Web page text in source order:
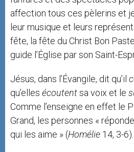
affection tous ces pèlerins et
leur musique et leurs
fête, la fête du Christ Bon
guide l’Église par son Saint-
Jésus, dans l’Évangile, dit qu’il
qu’elles écoutentsa voix et le
Comme l’enseigne en effet le
Grand, les personnes «
qui les aime » (Homélie 14, 3-6).